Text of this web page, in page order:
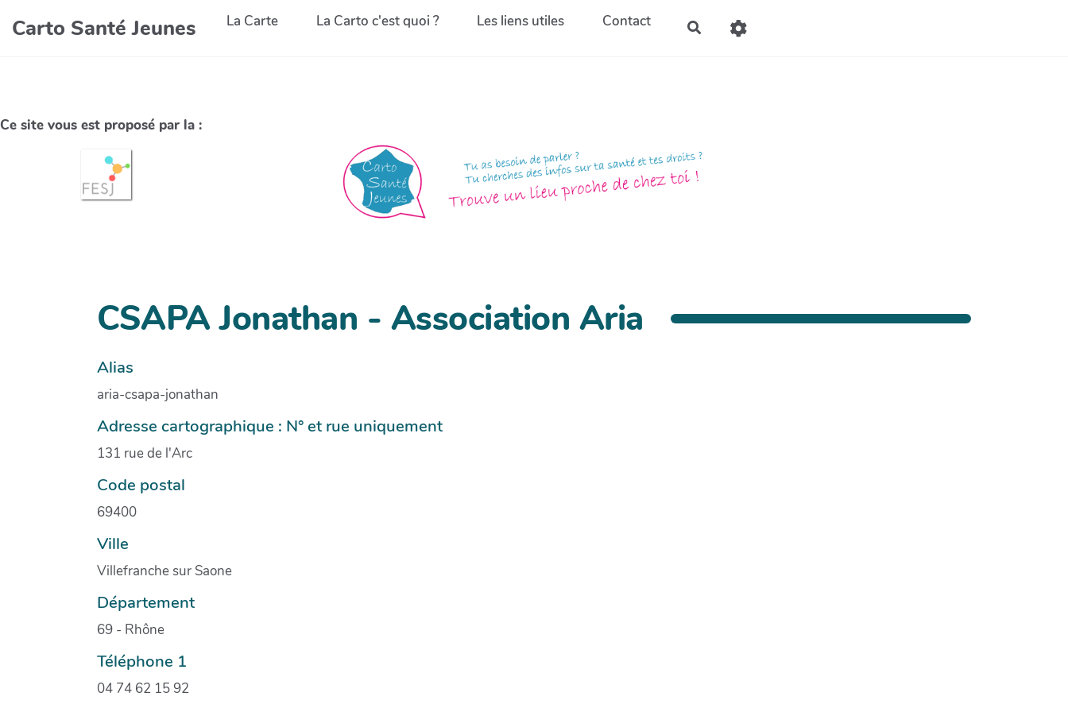
Carto Santé Jeunes La Carte La Carto c'est quoi ? Les liens utiles Contact
Ce site vous est proposé par la :
CSAPA Jonathan - Association Aria
Alias
aria-csapa-jonathan
Adresse cartographique : N° et rue uniquement
131 rue de l'Arc
Code postal
69400
Ville
Villefranche sur Saone
Département
69 - Rhône
Téléphone 1
04 74 62 15 92